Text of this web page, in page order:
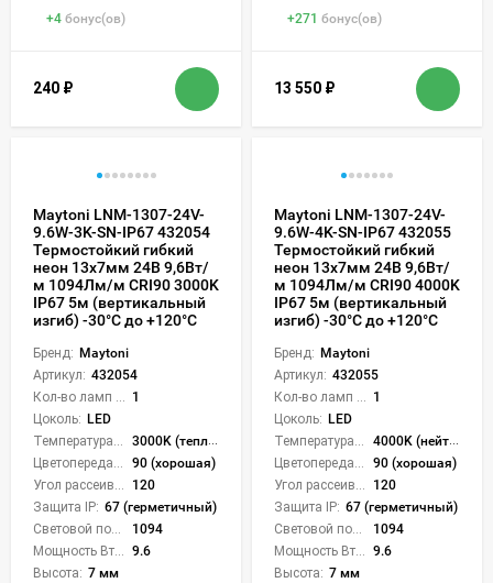
+4 бонус(ов)
240 ₽
+271 бонус(ов)
13 550 ₽
Maytoni LNM-1307-24V-
9.6W-3K-SN-IP67 432054
Термостойкий гибкий
неон 13х7мм 24В 9,6Вт/
м 1094Лм/м CRI90 3000K
IP67 5м (вертикальный
изгиб) -30°C до +120°C
Бренд: Maytoni
Артикул: 432054
1
Цоколь: LED
3000K (теплый)
90 (хорошая)
120
Защита IP: 67 (герметичный)
1094
9.6
Высота: 7 мм
Maytoni LNM-1307-24V-
9.6W-4K-SN-IP67 432055
Термостойкий гибкий
неон 13х7мм 24В 9,6Вт/
м 1094Лм/м CRI90 4000K
IP67 5м (вертикальный
изгиб) -30°C до +120°C
Бренд: Maytoni
Артикул: 432055
1
Цоколь: LED
4000K (нейтральный)
90 (хорошая)
120
Защита IP: 67 (герметичный)
1094
9.6
Высота: 7 мм